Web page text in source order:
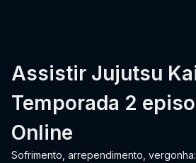
Assistir Jujutsu
Temporada 2
Online
Sofrimento, arrependimento,